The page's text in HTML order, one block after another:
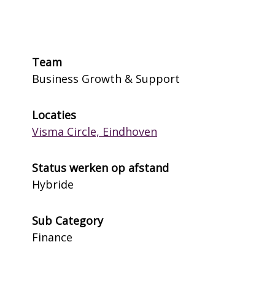
Team
Business Growth & Support
Locaties
Visma Circle, Eindhoven
Status werken op afstand
Hybride
Sub Category
Finance